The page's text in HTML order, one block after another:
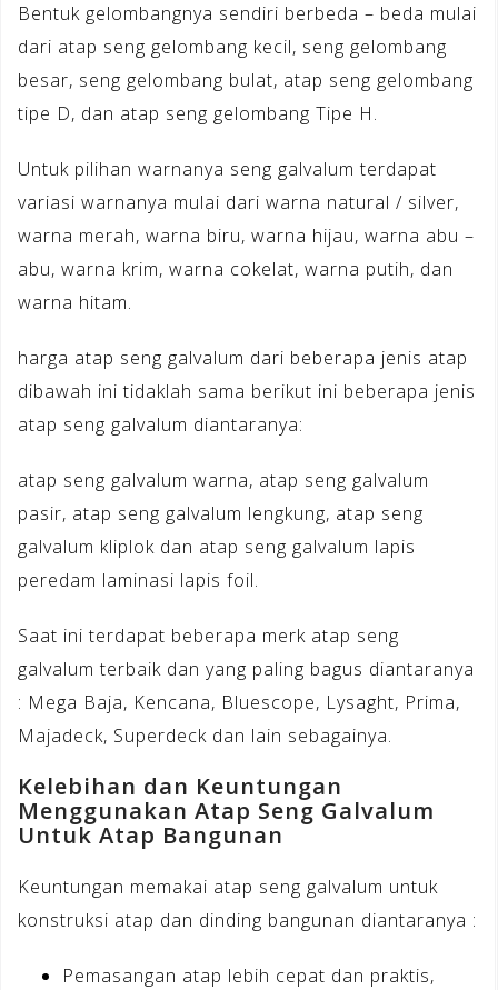
Bentuk gelombangnya sendiri berbeda – beda mulai
dari atap seng gelombang kecil, seng gelombang
besar, seng gelombang bulat, atap seng gelombang
tipe D, dan atap seng gelombang Tipe H.
Untuk pilihan warnanya seng galvalum terdapat
variasi warnanya mulai dari warna natural / silver,
warna merah, warna biru, warna hijau, warna abu –
abu, warna krim, warna cokelat, warna putih, dan
warna hitam.
harga atap seng galvalum dari beberapa jenis atap
dibawah ini tidaklah sama berikut ini beberapa jenis
atap seng galvalum diantaranya:
atap seng galvalum warna, atap seng galvalum
pasir, atap seng galvalum lengkung, atap seng
galvalum kliplok dan atap seng galvalum lapis
peredam laminasi lapis foil.
Saat ini terdapat beberapa merk atap seng
galvalum terbaik dan yang paling bagus diantaranya
: Mega Baja, Kencana, Bluescope, Lysaght, Prima,
Majadeck, Superdeck dan lain sebagainya.
Kelebihan dan Keuntungan
Menggunakan Atap Seng Galvalum
Untuk Atap Bangunan
Keuntungan memakai atap seng galvalum untuk
konstruksi atap dan dinding bangunan diantaranya :
Pemasangan atap lebih cepat dan praktis,